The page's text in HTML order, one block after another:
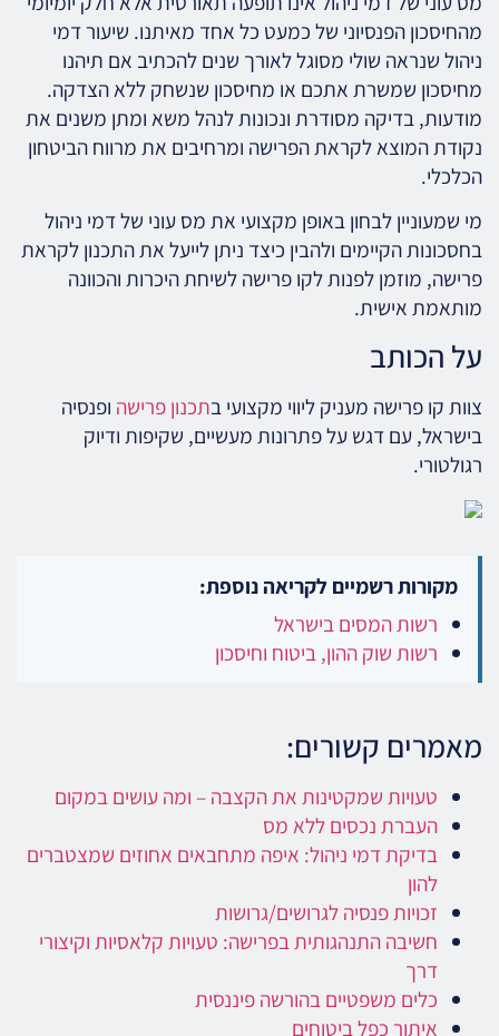
מהחיסכון הפנסיוני של כמעט כל אחד מאיתנו. שיעור דמי
ניהול שנראה שולי מסוגל לאורך שנים להכתיב אם תיהנו
מחיסכון שמשרת אתכם או מחיסכון שנשחק ללא הצדקה.
מודעות, בדיקה מסודרת ונכונות לנהל משא ומתן משנים את
נקודת המוצא לקראת הפרישה ומרחיבים את מרווח הביטחון
הכלכלי.
מי שמעוניין לבחון באופן מקצועי את מס עוני של דמי ניהול
בחסכונות הקיימים ולהבין כיצד ניתן לייעל את התכנון לקראת
פרישה, מוזמן לפנות לקו פרישה לשיחת היכרות והכוונה
מותאמת אישית.
על הכותב
צוות קו פרישה מעניק ליווי מקצועי בתכנון פרישה ופנסיה
בישראל, עם דגש על פתרונות מעשיים, שקיפות ודיוק
רגולטורי.
מקורות רשמיים לקריאה נוספת:
רשות המסים בישראל
רשות שוק ההון, ביטוח וחיסכון
מאמרים קשורים:
טעויות שמקטינות את הקצבה – ומה עושים במקום
העברת נכסים ללא מס
בדיקת דמי ניהול: איפה מתחבאים אחוזים שמצטברים
להון
זכויות פנסיה לגרושים/גרושות
חשיבה התנהגותית בפרישה: טעויות קלאסיות וקיצורי
דרך
כלים משפטיים בהורשה פיננסית
איתור כפל ביטוחים